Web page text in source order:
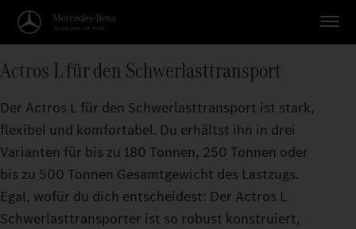
Actros L für den Schwerlasttransport
Der Actros L für den Schwerlasttransport ist stark,
flexibel und komfortabel. Du erhältst ihn in drei
Varianten für bis zu 180 Tonnen, 250 Tonnen oder
bis zu 500 Tonnen Gesamtgewicht des Lastzugs.
Egal, wofür du dich entscheidest: Der Actros L
Schwerlasttransporter ist so robust konstruiert,